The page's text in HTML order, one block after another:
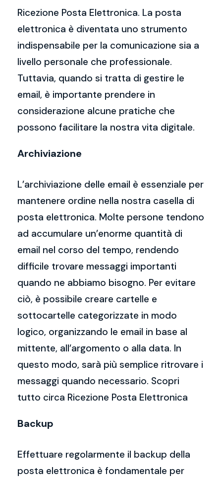
Ricezione Posta Elettronica. La posta
elettronica è diventata uno strumento
indispensabile per la comunicazione sia a
livello personale che professionale.
Tuttavia, quando si tratta di gestire le
email, è importante prendere in
considerazione alcune pratiche che
possono facilitare la nostra vita digitale.
Archiviazione
L’archiviazione delle email è essenziale per
mantenere ordine nella nostra casella di
posta elettronica. Molte persone tendono
ad accumulare un’enorme quantità di
email nel corso del tempo, rendendo
difficile trovare messaggi importanti
quando ne abbiamo bisogno. Per evitare
ciò, è possibile creare cartelle e
sottocartelle categorizzate in modo
logico, organizzando le email in base al
mittente, all’argomento o alla data. In
questo modo, sarà più semplice ritrovare i
messaggi quando necessario. Scopri
tutto circa Ricezione Posta Elettronica
Backup
Effettuare regolarmente il backup della
posta elettronica è fondamentale per